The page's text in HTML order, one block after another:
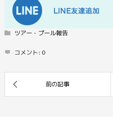
ツアー・プール報告
コメント: 0